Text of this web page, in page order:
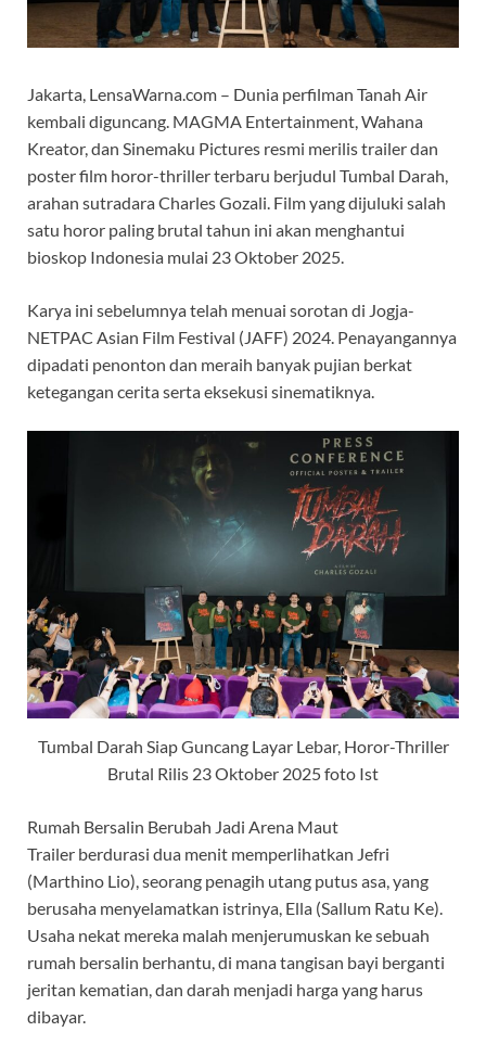
Jakarta, LensaWarna.com – Dunia perfilman Tanah Air
kembali diguncang. MAGMA Entertainment, Wahana
Kreator, dan Sinemaku Pictures resmi merilis trailer dan
poster film horor-thriller terbaru berjudul Tumbal Darah,
arahan sutradara Charles Gozali. Film yang dijuluki salah
satu horor paling brutal tahun ini akan menghantui
bioskop Indonesia mulai 23 Oktober 2025.
Karya ini sebelumnya telah menuai sorotan di Jogja-
NETPAC Asian Film Festival (JAFF) 2024. Penayangannya
dipadati penonton dan meraih banyak pujian berkat
ketegangan cerita serta eksekusi sinematiknya.
Tumbal Darah Siap Guncang Layar Lebar, Horor-Thriller
Brutal Rilis 23 Oktober 2025 foto Ist
Rumah Bersalin Berubah Jadi Arena Maut
Trailer berdurasi dua menit memperlihatkan Jefri
(Marthino Lio), seorang penagih utang putus asa, yang
berusaha menyelamatkan istrinya, Ella (Sallum Ratu Ke).
Usaha nekat mereka malah menjerumuskan ke sebuah
rumah bersalin berhantu, di mana tangisan bayi berganti
jeritan kematian, dan darah menjadi harga yang harus
dibayar.